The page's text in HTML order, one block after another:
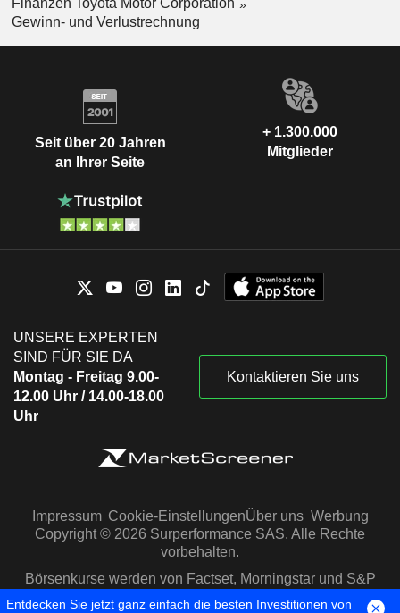
Finanzen Toyota Motor Corporation
Gewinn- und Verlustrechnung
Seit über 20 Jahren
an Ihrer Seite
+ 1.300.000
Mitglieder
UNSERE EXPERTEN
SIND FÜR SIE DA
Montag - Freitag 9.00-
12.00 Uhr / 14.00-18.00
Uhr
Kontaktieren Sie uns
Impressum Cookie-EinstellungenÜber uns Werbung
Copyright © 2026 Surperformance SAS. Alle Rechte
vorbehalten.
Börsenkurse werden von Factset, Morningstar und S&P
Capital IQ zur Verfügung gestellt
Entdecken Sie jetzt ganz einfach die besten Investitionen von